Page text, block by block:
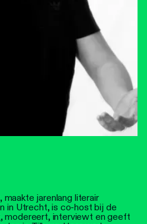
jarenlang literair
in Utrecht, is co-host bij de
, modereert, interviewt en geeft